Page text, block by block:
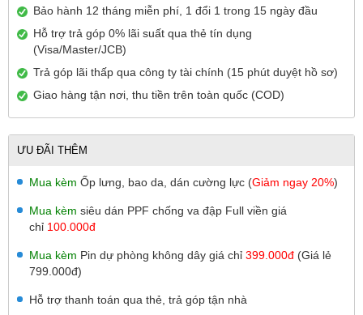
Bảo hành 12 tháng miễn phí, 1 đổi 1 trong 15 ngày đầu
Hỗ trợ trả góp 0% lãi suất qua thẻ tín dụng
(Visa/Master/JCB)
Trả góp lãi thấp qua công ty tài chính (15 phút duyệt hồ sơ)
Giao hàng tận nơi, thu tiền trên toàn quốc (COD)
ƯU ĐÃI THÊM
Mua kèm Ốp lưng, bao da, dán cường lực (Giảm ngay 20%)
Mua kèm siêu dán PPF chống va đập Full viền giá
chỉ 100.000đ
Mua kèm Pin dự phòng không dây giá chỉ 399.000đ (Giá lẻ
799.000đ)
Hỗ trợ thanh toán qua thẻ, trả góp tận nhà